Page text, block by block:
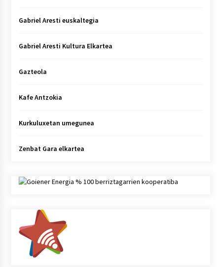
Gabriel Aresti euskaltegia
Gabriel Aresti Kultura Elkartea
Gazteola
Kafe Antzokia
Kurkuluxetan umegunea
Zenbat Gara elkartea